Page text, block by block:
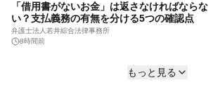
「借用書がないお金」は返さなければならな
い？支払義務の有無を分ける5つの確認点
弁護士法人若井綜合法律事務所
8時間前
熊本のおじいちゃん、おばあちゃんを想う、小
もっと見る